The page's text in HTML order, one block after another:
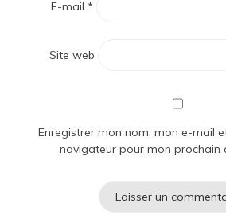
E-mail *
Site web
Enregistrer mon nom, mon e-mail
navigateur pour mon prochain